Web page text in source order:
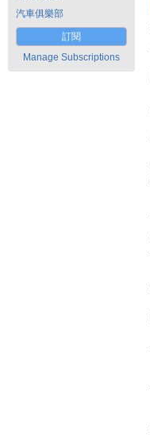
汽車俱樂部
訂閱
Manage Subscriptions